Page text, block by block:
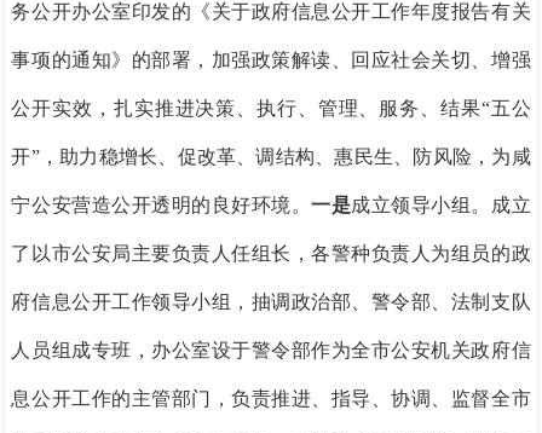
务公开办公室印发的《关于政府信息公开工作年度报告有关
事项的通知》的部署，加强政策解读、回应社会关切、增强
公开实效，扎实推进决策、执行、管理、服务、结果“五公
开”，助力稳增长、促改革、调结构、惠民生、防风险，为咸
宁公安营造公开透明的良好环境。一是成立领导小组。成立
了以市公安局主要负责人任组长，各警种负责人为组员的政
府信息公开工作领导小组，抽调政治部、警令部、法制支队
人员组成专班，办公室设于警令部作为全市公安机关政府信
息公开工作的主管部门，负责推进、指导、协调、监督全市